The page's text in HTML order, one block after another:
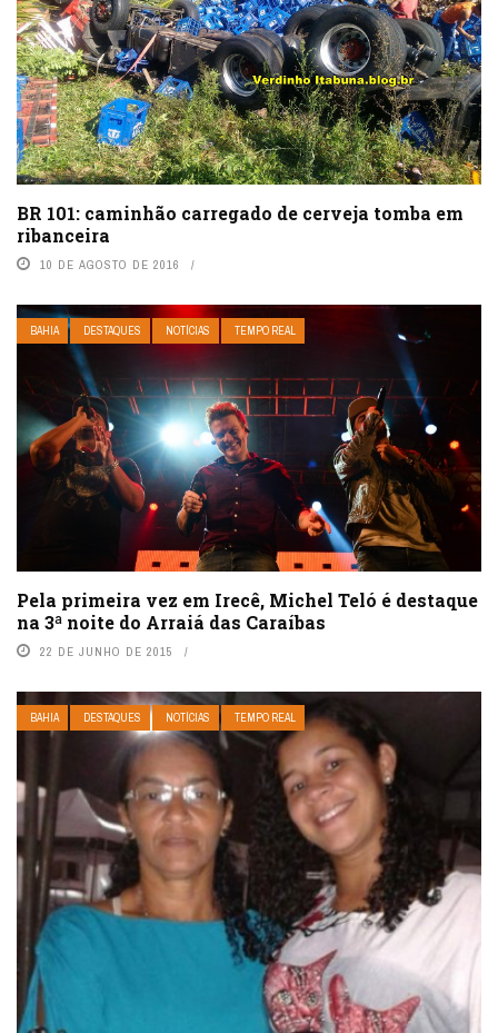
BR 101: caminhão carregado de cerveja tomba em
ribanceira
10 DE AGOSTO DE 2016
BAHIA DESTAQUES NOTÍCIAS TEMPO REAL
Pela primeira vez em Irecê, Michel Teló é destaque
na 3ª noite do Arraiá das Caraíbas
22 DE JUNHO DE 2015
BAHIA DESTAQUES NOTÍCIAS TEMPO REAL